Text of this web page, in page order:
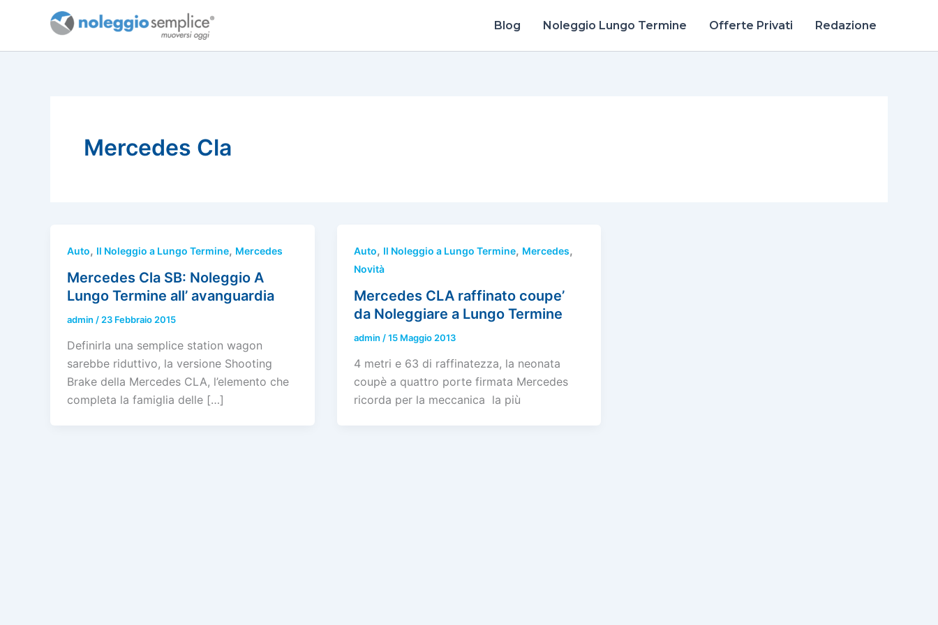
Blog Noleggio Lungo Termine Offerte Privati Redazione
Mercedes Cla
Auto, Il Noleggio a Lungo Termine, Mercedes
Mercedes Cla SB: Noleggio A
Lungo Termine all’ avanguardia
admin / 23 Febbraio 2015
Definirla una semplice station wagon
sarebbe riduttivo, la versione Shooting
Brake della Mercedes CLA, l’elemento che
completa la famiglia delle […]
Auto, Il Noleggio a Lungo Termine, Mercedes,
Novità
Mercedes CLA raffinato coupe’
da Noleggiare a Lungo Termine
admin /15 Maggio 2013
4 metri e 63 di raffinatezza, la neonata
coupè a quattro porte firmata Mercedes
ricorda per la meccanica la più